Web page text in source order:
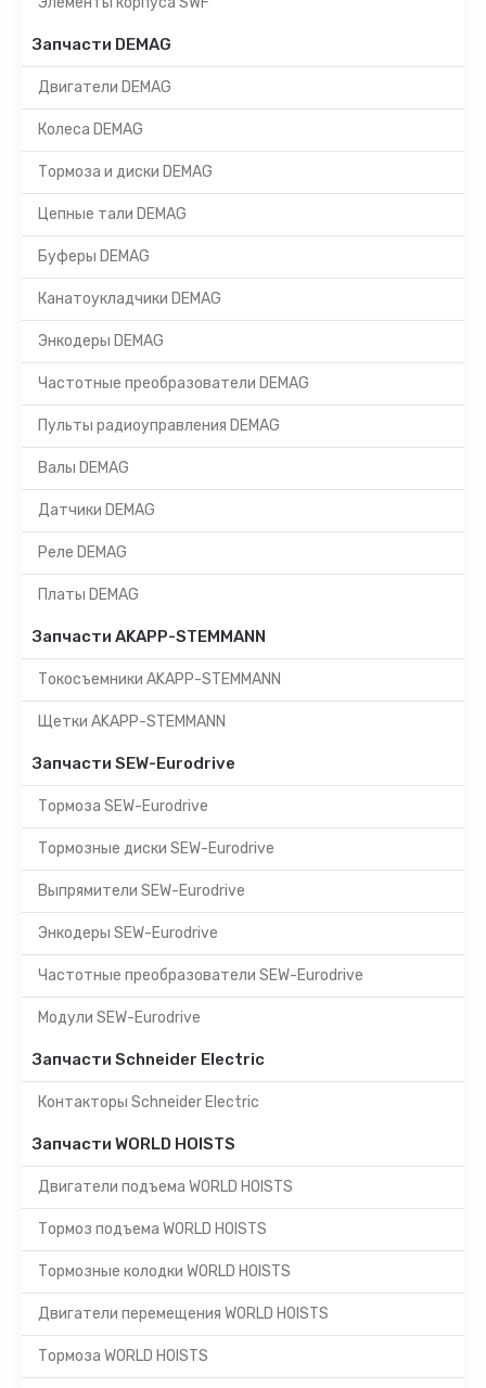
Запчасти DEMAG
Двигатели DEMAG
Колеса DEMAG
Тормоза и диски DEMAG
Цепные тали DEMAG
Буферы DEMAG
Канатоукладчики DEMAG
Энкодеры DEMAG
Частотные преобразователи DEMAG
Пульты радиоуправления DEMAG
Валы DEMAG
Датчики DEMAG
Реле DEMAG
Платы DEMAG
Запчасти AKAPP-STEMMANN
Токосъемники AKAPP-STEMMANN
Щетки AKAPP-STEMMANN
Запчасти SEW-Eurodrive
Тормоза SEW-Eurodrive
Тормозные диски SEW-Eurodrive
Выпрямители SEW-Eurodrive
Энкодеры SEW-Eurodrive
Частотные преобразователи SEW-Eurodrive
Модули SEW-Eurodrive
Запчасти Schneider Electric
Контакторы Schneider Electric
Запчасти WORLD HOISTS
Двигатели подъема WORLD HOISTS
Тормоз подъема WORLD HOISTS
Тормозные колодки WORLD HOISTS
Двигатели перемещения WORLD HOISTS
Тормоза WORLD HOISTS